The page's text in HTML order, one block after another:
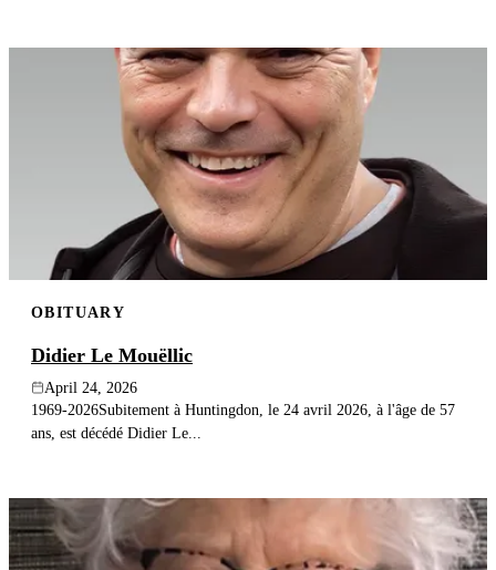
OBITUARY
Didier Le Mouëllic
April 24, 2026
1969-2026Subitement à Huntingdon, le 24 avril 2026, à l'âge de 57
ans, est décédé Didier Le...